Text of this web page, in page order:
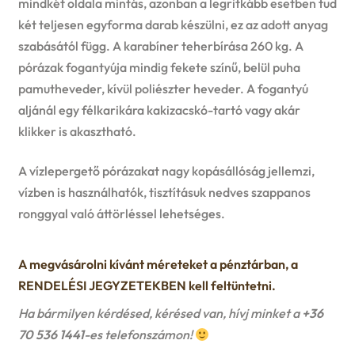
mindkét oldala mintás, azonban a legritkább esetben tud
két teljesen egyforma darab készülni, ez az adott anyag
szabásától függ. A karabíner teherbírása 260 kg. A
pórázak fogantyúja mindig fekete színű, belül puha
pamutheveder, kívül poliészter heveder. A fogantyú
aljánál egy félkarikára kakizacskó-tartó vagy akár
klikker is akasztható.
A vízlepergető pórázakat nagy kopásállóság jellemzi,
vízben is használhatók, tisztításuk nedves szappanos
ronggyal való áttörléssel lehetséges.
A megvásárolni kívánt méreteket a pénztárban, a
RENDELÉSI JEGYZETEKBEN kell feltüntetni.
Ha bármilyen kérdésed, kérésed van, hívj minket a +36
70 536 1441-es telefonszámon!